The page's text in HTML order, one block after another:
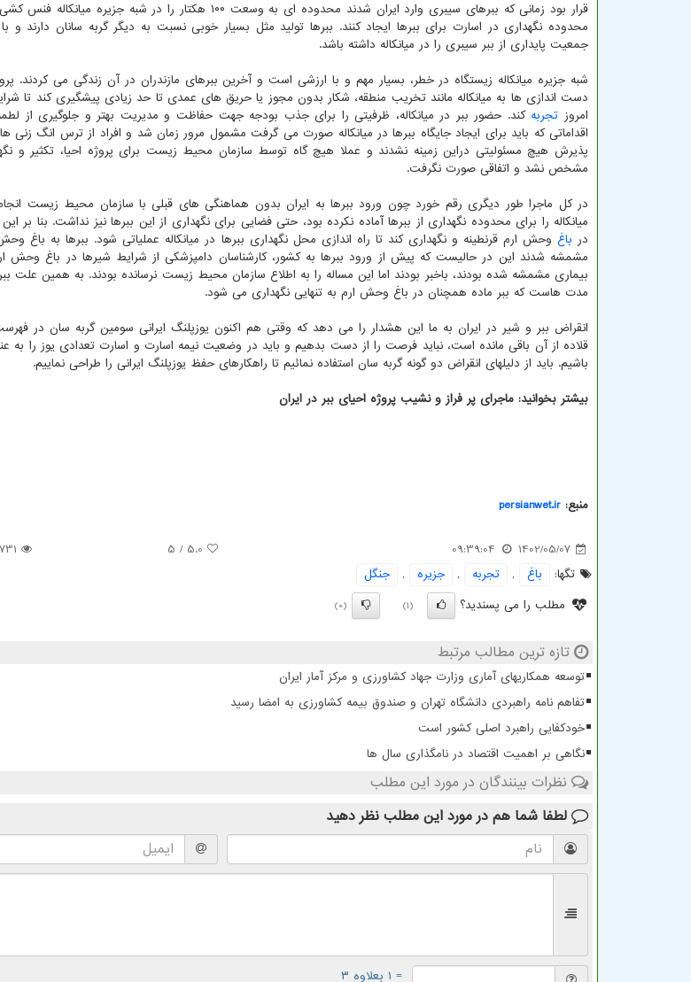
قرار بود زمانی که ببرهای سیبری وارد ایران شدند محدوده ای به وسعت ۱۰۰ هکتار
محدوده نگهداری در اسارت برای ببرها ایجاد کنند. ببرها تولید مثل بسیار خوبی نسبت به دیگر گربه سانان دارند
جمعیت پایداری از ببر سیبری را در میانکاله داشته باشد.
شبه جزیره میانکاله زیستگاه در خطر، بسیار مهم و با ارزشی است و آخرین ببرهای مازندران در آن زندگی می کردند.
دست اندازی ها به میانکاله مانند تخریب منطقه، شکار بدون مجوز یا حریق های عمدی تا حد زیادی پیشگیری کند تا
امروز تجربه کند. حضور ببر در میانکاله، ظرفیتی را برای جذب بودجه جهت حفاظت و مدیریت بهتر و جلوگیری از
اقداماتی که باید برای ایجاد جایگاه ببرها در میانکاله صورت می گرفت مشمول مرور زمان شد و افراد از ترس انگ زنی
پذیرش هیچ مسئولیتی دراین زمینه نشدند و عملا هیچ گاه توسط سازمان محیط زیست برای پروژه احیا، تکثیر و
مشخص نشد و اتفاقی صورت نگرفت.
در کل ماجرا طور دیگری رقم خورد چون ورود ببرها به ایران بدون هماهنگی های قبلی با سازمان محیط زیست
میانکاله را برای محدوده نگهداری از ببرها آماده نکرده بود، حتی فضایی برای نگهداری از این ببرها نیز نداشت. بنا بر
در باغ وحش ارم قرنطینه و نگهداری کند تا راه اندازی محل نگهداری ببرها در میانکاله عملیاتی شود. ببرها به باغ
مشمشه شدند این در حالیست که پیش از ورود ببرها به کشور، کارشناسان دامپزشکی از شرایط شیرها در باغ وحش
بیماری مشمشه شده بودند، باخبر بودند اما این مساله را به اطلاع سازمان محیط زیست نرسانده بودند. به همین علت
مدت هاست که ببر ماده همچنان در باغ وحش ارم به تنهایی نگهداری می شود.
قلاده از آن باقی مانده است، نباید فرصت را از دست بدهیم و باید در وضعیت نیمه اسارت و اسارت تعدادی یوز را به
باشیم. باید از دلیلهای انقراض دو گونه گربه سان استفاده نمائیم تا راهکارهای حفظ یوزپلنگ ایرانی را طراحی نماییم.
بیشتر بخوانید: ماجرای پر فراز و نشیب پروژه احیای ببر در ایران
منبع: persianwet.ir
1402/05/07
09:39:04
5.0
/ 5
731
تگها:
باغ , تجربه , جزیره ,
جنگل
مطلب را می پسندید؟
(1)
(0)
تازه ترین مطالب مرتبط
توسعه همکاریهای آماری وزارت جهاد کشاورزی و مرکز آمار ایران
تفاهم نامه راهبردی دانشگاه تهران و صندوق بیمه کشاورزی به امضا رسید
خودکفایی راهبرد اصلی کشور است
نگاهی بر اهمیت اقتصاد در نامگذاری سال ها
نظرات بینندگان در مورد این مطلب
لطفا شما هم در مورد این مطلب نظر دهید
= ۱ بعلاوه ۳